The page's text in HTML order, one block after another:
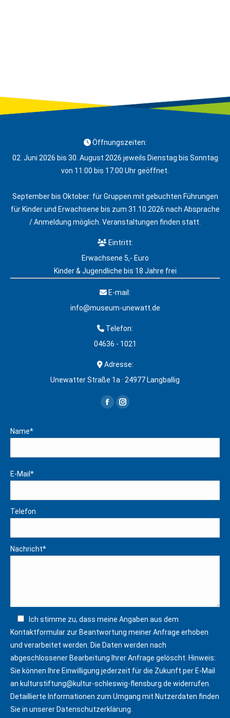
Öffnungszeiten:
02. Juni 2026 bis 30. August 2026 jeweils Dienstag bis Sonntag
von 11:00 bis 17:00 Uhr geöffnet.
September bis Oktober: für Gruppen mit gebuchten Führungen
für Kinder und Erwachsene bis zum 31.10.2026 nach Absprache
/ Anmeldung möglich. Veranstaltungen finden statt.
Eintritt:
Erwachsene 5,- Euro
Kinder & Jugendliche bis 18 Jahre frei
E-mail:
info@museum-unewatt.de
Telefon:
04636 - 1021
Adresse:
Unewatter Straße 1a · 24977 Langballig
FacebookInstagram
Name*
E-Mail*
Telefon
Nachricht*
Ich stimme zu, dass meine Angaben aus dem
Kontaktformular zur Beantwortung meiner Anfrage erhoben
und verarbeitet werden. Die Daten werden nach
abgeschlossener Bearbeitung Ihrer Anfrage gelöscht. Hinweis:
Sie können Ihre Einwilligung jederzeit für die Zukunft per E-Mail
an kulturstiftung@kultur-schleswig-flensburg.de widerrufen.
Detaillierte Informationen zum Umgang mit Nutzerdaten finden
Sie in unserer Datenschutzerklärung